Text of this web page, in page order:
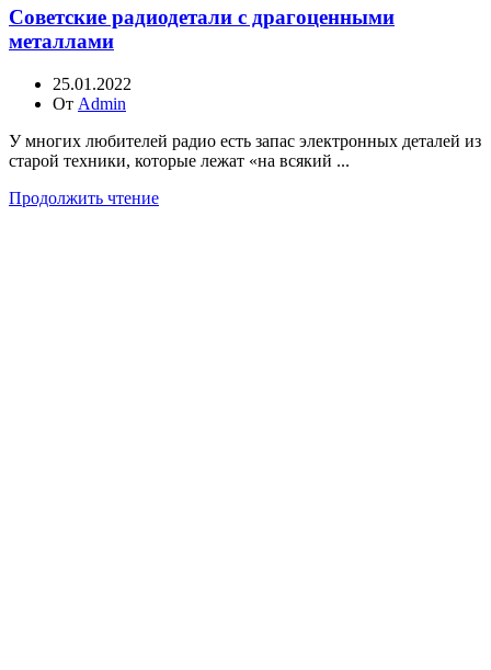
Советские радиодетали с драгоценными
металлами
25.01.2022
От Admin
У многих любителей радио есть запас электронных деталей из
старой техники, которые лежат «на всякий ...
Продолжить чтение